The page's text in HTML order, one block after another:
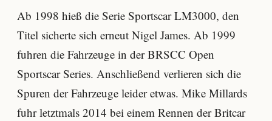
Ab 1998 hieß die Serie Sportscar LM3000, den
Titel sicherte sich erneut Nigel James. Ab 1999
fuhren die Fahrzeuge in der BRSCC Open
Sportscar Series. Anschließend verlieren sich die
Spuren der Fahrzeuge leider etwas. Mike Millards
fuhr letztmals 2014 bei einem Rennen der Britcar